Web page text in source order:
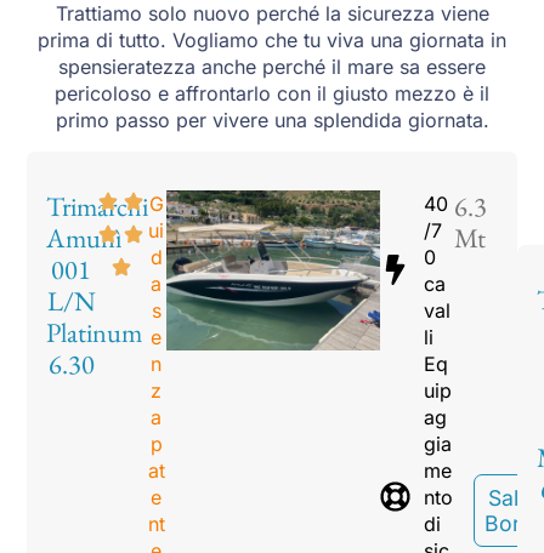
Trattiamo solo nuovo perché la sicurezza viene
prima di tutto. Vogliamo che tu viva una giornata in
spensieratezza anche perché il mare sa essere
pericoloso e affrontarlo con il giusto mezzo è il
primo passo per vivere una splendida giornata.
Trimarchi
Amunì
001
L/N
Platinum
6.30
G
ui
d
a
s
e
n
z
a
p
at
e
nt
40
/7
0
ca
val
li
Eq
uip
ag
gia
me
nto
di
6.3
Mt
Sali A